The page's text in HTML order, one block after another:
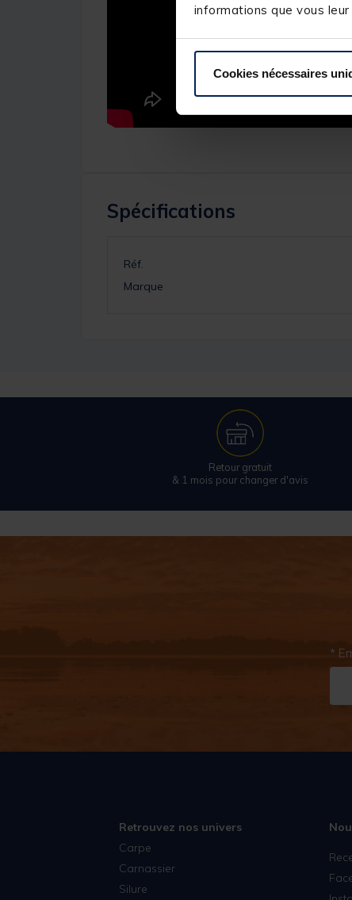
informations que vous
Cookies nécessaires
Spécifications
Réf.
Marque
Retour gratuit
& 1 mois pour changer d'avis
*
Retrouvez nos univers
Carpe
Carnassier
Silure